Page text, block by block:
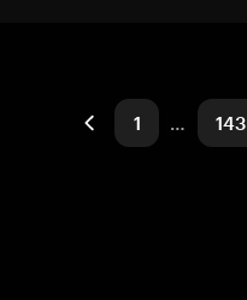
1 … 143